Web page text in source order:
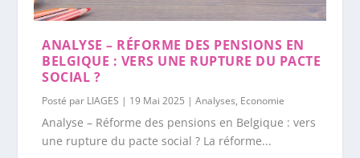
ANALYSE – RÉFORME DES PENSIONS EN
BELGIQUE : VERS UNE RUPTURE DU PACTE
SOCIAL ?
Posté par LIAGES | 19 Mai 2025 |Analyses, Economie
Analyse – Réforme des pensions en Belgique : vers
une rupture du pacte social ? La réforme...